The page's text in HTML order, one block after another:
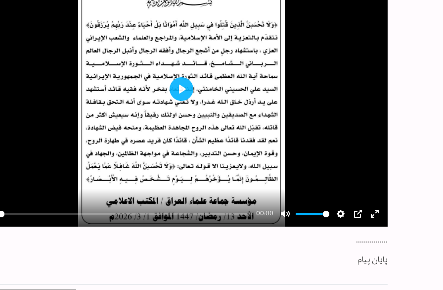
00:00
Mute Settings
PIP Enter
Play
................
پایان پیام